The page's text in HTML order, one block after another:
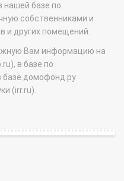
нашей базе по
собственниками и
и других помещений.
Вам информацию на
в базе по
базе домофонд.ру
(irr.ru).